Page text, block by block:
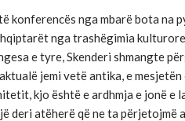
konferencës nga mbarë bota na
nga trashëgimia
e tyre, Skenderi shmangte
jemi vetë antika, e mesjetën
kjo është e ardhmja e jonë e
deri atëherë që ne ta përjetojmë